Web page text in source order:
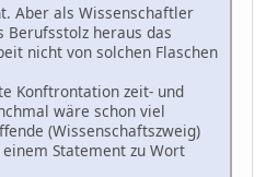
Aber als Wissenschaftler
Berufsstolz heraus das
nicht von solchen Flaschen
Konftrontation zeit- und
wäre schon viel
(Wissenschaftszweig)
Statement zu Wort